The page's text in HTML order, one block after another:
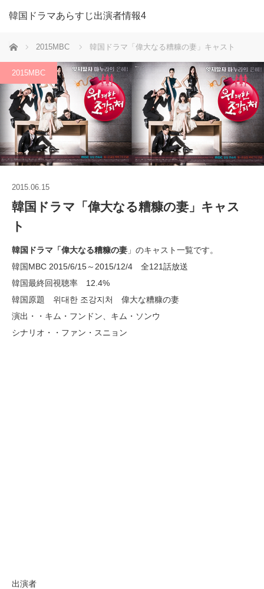
韓国ドラマあらすじ出演者情報4
ホーム 2015MBC 韓国ドラマ「偉大なる糟糠の妻」キャスト
2015MBC
2015.06.15
韓国ドラマ「偉大なる糟糠の妻」キャス
ト
韓国ドラマ「偉大なる糟糠の妻 」のキャスト一覧です。
韓国MBC 2015/6/15～2015/12/4 全121話放送
韓国最終回視聴率 12.4%
韓国原題 위대한 조강지처 偉大な糟糠の妻
演出・・キム・フンドン、キム・ソンウ
シナリオ・・ファン・スニョン
出演者